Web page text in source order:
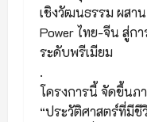
เชิงวัฒนธรรม ผสา
Power ไทย-จีน สู่กา
ระดับพรีเมียม
.
โครงการนี้ จัดขึ้นภ
“ประวัติศาสตร์ที่มีชี